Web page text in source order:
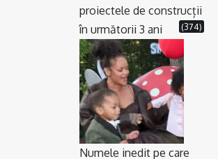
proiectele de construcții
în următorii 3 ani
(374)
Numele inedit pe care